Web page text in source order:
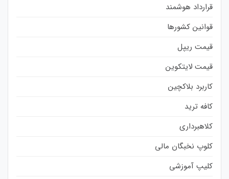
قرارداد هوشمند
قوانین کشورها
قیمت ریپل
قیمت لایتکوین
کاربرد بلاکچین
کافه ترید
کلاهبرداری
کلوپ نخبگان مالی
کلیپ آموزشی